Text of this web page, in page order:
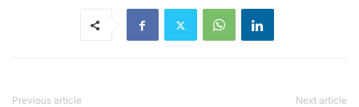
Previous article Next article